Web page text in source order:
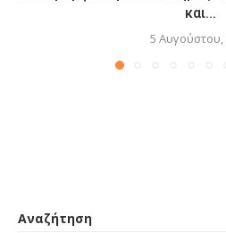
και...
5 Αυγούστου,
Αναζήτηση